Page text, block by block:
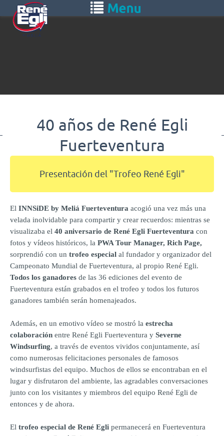
to
main
content
40 años de René Egli
Fuerteventura
Presentación del "Trofeo René Egli"
El INNSiDE by Meliá Fuerteventura acogió una vez más una
velada inolvidable para compartir y crear recuerdos: mientras se
visualizaba el 40 aniversario de René Egli Fuerteventura con
fotos y vídeos históricos, la PWA Tour Manager, Rich Page,
sorprendió con un trofeo especial al fundador y organizador del
Campeonato Mundial de Fuerteventura, al propio René Egli.
Todos los ganadores de las 36 ediciones del evento de
Fuerteventura están grabados en el trofeo y todos los futuros
ganadores también serán homenajeados.
Además, en un emotivo vídeo se mostró la estrecha
colaboración entre René Egli Fuerteventura y Severne
Windsurfing, a través de eventos vividos conjuntamente, así
como numerosas felicitaciones personales de famosos
windsurfistas del equipo. Muchos de ellos se encontraban en el
lugar y disfrutaron del ambiente, las agradables conversaciones
junto con los visitantes y miembros del equipo René Egli de
entonces y de ahora.
El trofeo especial de René Egli permanecerá en Fuerteventura